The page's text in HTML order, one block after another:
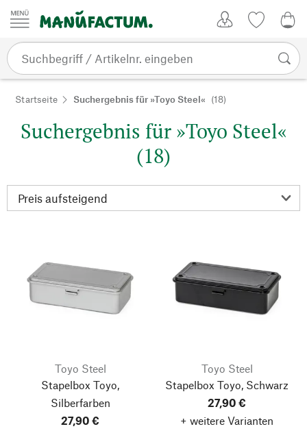
Zum Inhalt springen
Startseite Suchergebnis für »Toyo Steel« (18)
Suchergebnis für »Toyo Steel«
(18)
Toyo Steel
Stapelbox Toyo,
Silberfarben
27,90 €
Toyo Steel
Stapelbox Toyo, Schwarz
27,90 €
+ weitere Varianten